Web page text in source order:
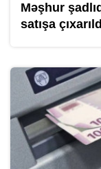
Məşhur
satışa